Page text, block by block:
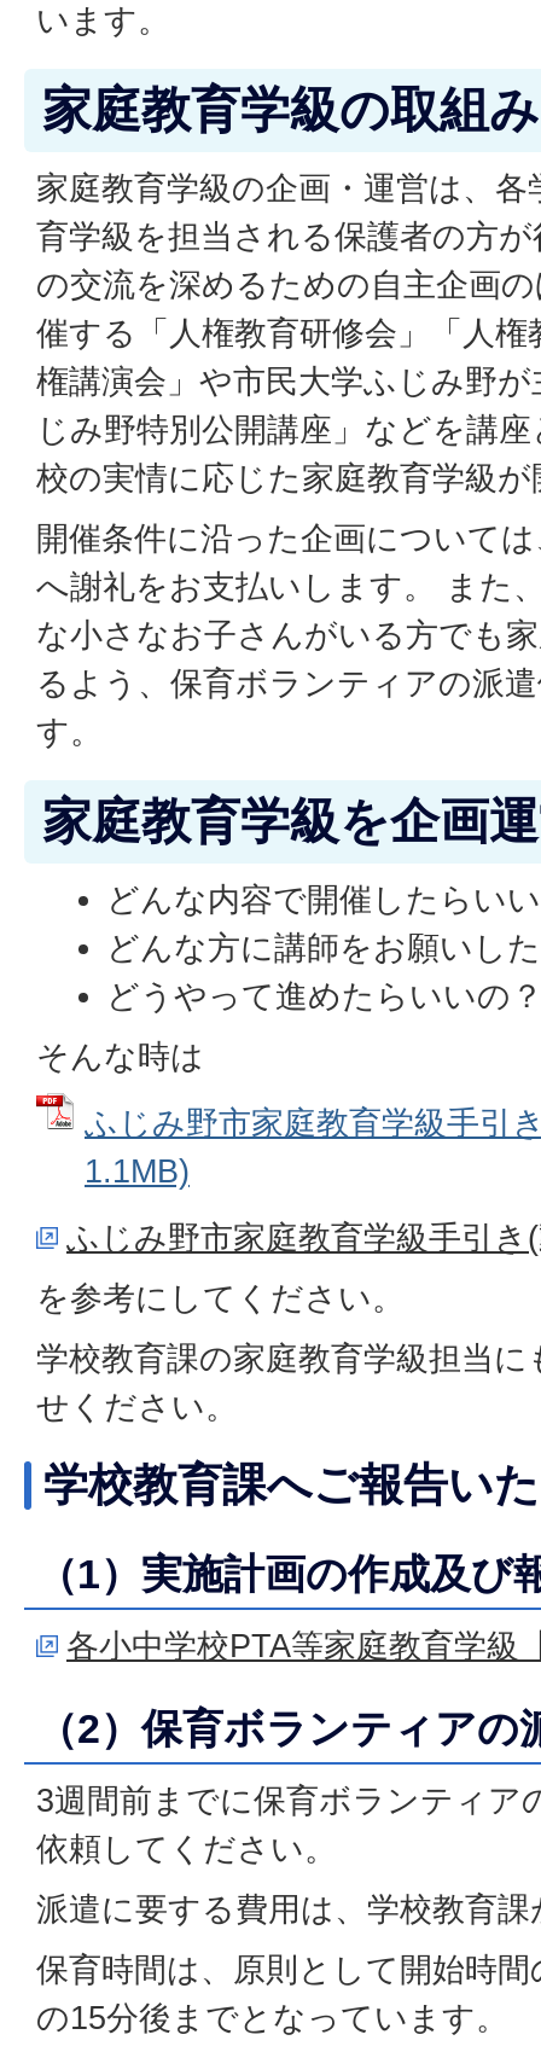
います。
家庭教育学級の取組み
家庭教育学級の企画・運営は、
育学級を担当される保護者の方
の交流を深めるための自主企画
催する「人権教育研修会」「人
権講演会」や市民大学ふじみ野
じみ野特別公開講座」などを講
校の実情に応じた家庭教育学級
開催条件に沿った企画について
へ謝礼をお支払いします。 また
な小さなお子さんがいる方でも
るよう、保育ボランティアの派
す。
家庭教育学級を企画
どんな内容で開催したらい
どんな方に講師をお願いし
どうやって進めたらいいの
そんな時は
ふじみ野市家庭教育学級手引
1.1MB)
ふじみ野市家庭教育学級手引き
を参考にしてください。
学校教育課の家庭教育学級担当
せください。
学校教育課へご報告い
（1）実施計画の作成及び
各小中学校PTA等家庭教育学級
（2）保育ボランティアの
3週間前までに保育ボランティア
依頼してください。
派遣に要する費用は、学校教育
保育時間は、原則として開始時
の15分後までとなっています。